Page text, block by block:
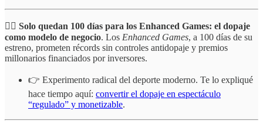
🏋️‍♂️ Solo quedan 100 días para los Enhanced Games: el dopaje
como modelo de negocio. Los Enhanced Games, a 100 días de su
estreno, prometen récords sin controles antidopaje y premios
millonarios financiados por inversores.
👉 Experimento radical del deporte moderno. Te lo expliqué
hace tiempo aquí: convertir el dopaje en espectáculo
“regulado” y monetizable.